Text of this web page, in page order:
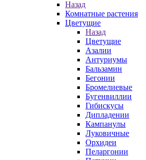
Назад
Комнатные растения
Цветущие
Назад
Цветущие
Азалии
Антуриумы
Бальзамин
Бегонии
Бромелиевые
Бугенвиллии
Гибискусы
Дипладении
Кампанулы
Луковичные
Орхидеи
Пеларгонии